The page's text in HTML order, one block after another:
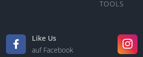
TOOLS
Like Us
auf Facebook